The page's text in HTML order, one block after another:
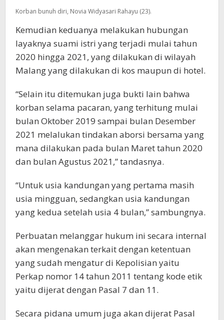
Korban bunuh diri, Novia Widyasari Rahayu (23).
Kemudian keduanya melakukan hubungan
layaknya suami istri yang terjadi mulai tahun
2020 hingga 2021, yang dilakukan di wilayah
Malang yang dilakukan di kos maupun di hotel.
“Selain itu ditemukan juga bukti lain bahwa
korban selama pacaran, yang terhitung mulai
bulan Oktober 2019 sampai bulan Desember
2021 melalukan tindakan aborsi bersama yang
mana dilakukan pada bulan Maret tahun 2020
dan bulan Agustus 2021,” tandasnya.
“Untuk usia kandungan yang pertama masih
usia mingguan, sedangkan usia kandungan
yang kedua setelah usia 4 bulan,” sambungnya.
Perbuatan melanggar hukum ini secara internal
akan mengenakan terkait dengan ketentuan
yang sudah mengatur di Kepolisian yaitu
Perkap nomor 14 tahun 2011 tentang kode etik
yaitu dijerat dengan Pasal 7 dan 11.
Secara pidana umum juga akan dijerat Pasal